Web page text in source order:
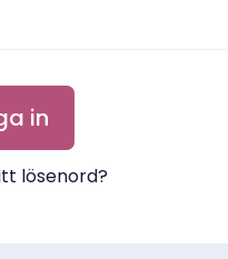
lösenord?